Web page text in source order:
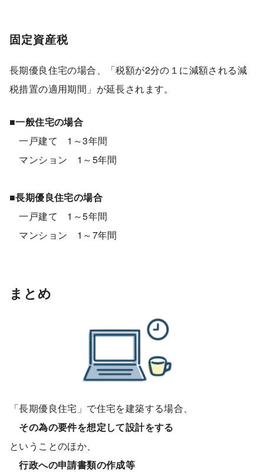
固定資産税
長期優良住宅の場合、「税額が2分の１に減額される減
税措置の適用期間」が延長されます。
■一般住宅の場合
一戸建て 1～3年間
マンション 1～5年間
■長期優良住宅の場合
一戸建て 1～5年間
マンション 1～7年間
まとめ
「長期優良住宅」で住宅を建築する場合、
その為の要件を想定して設計をする
ということのほか、
行政への申請書類の作成等